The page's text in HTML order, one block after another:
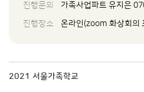
진행문의
가족사업파트 유지은
진행장소
온라인(zoom 화상회의
2021 서울가족학교